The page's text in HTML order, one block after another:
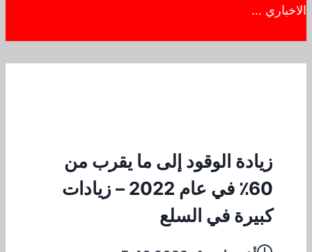
الاخباري …
زيادة الوقود إلى ما يقرب من
60٪ في عام 2022 – زيادات
كبيرة في السلع